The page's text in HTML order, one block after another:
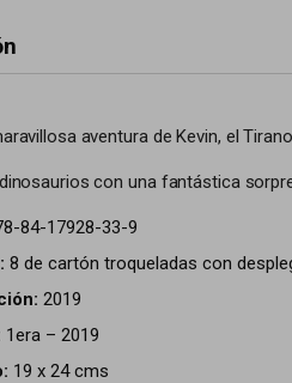
aventura de Kevin, el
con una fantástica
84-17928-33-9
8 de cartón troqueladas con
2019
1era – 2019
19 x 24 cms